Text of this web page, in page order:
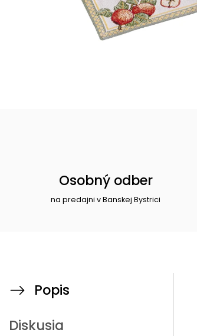
Osobný odber
na predajni v Banskej Bystrici
Popis
Diskusia